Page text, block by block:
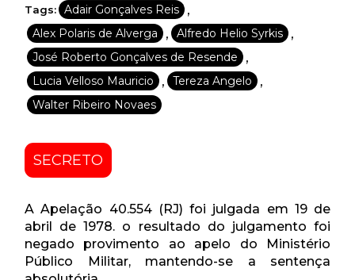
Tags: Adair Gonçalves Reis ,
Alex Polaris de Alverga , Alfredo Helio Syrkis ,
José Roberto Gonçalves de Resende ,
Lucia Velloso Mauricio , Tereza Angelo ,
Walter Ribeiro Novaes
SECRETO
A Apelação 40.554 (RJ) foi julgada em 19 de
abril de 1978. o resultado do julgamento foi
negado provimento ao apelo do Ministério
Público Militar, mantendo-se a sentença